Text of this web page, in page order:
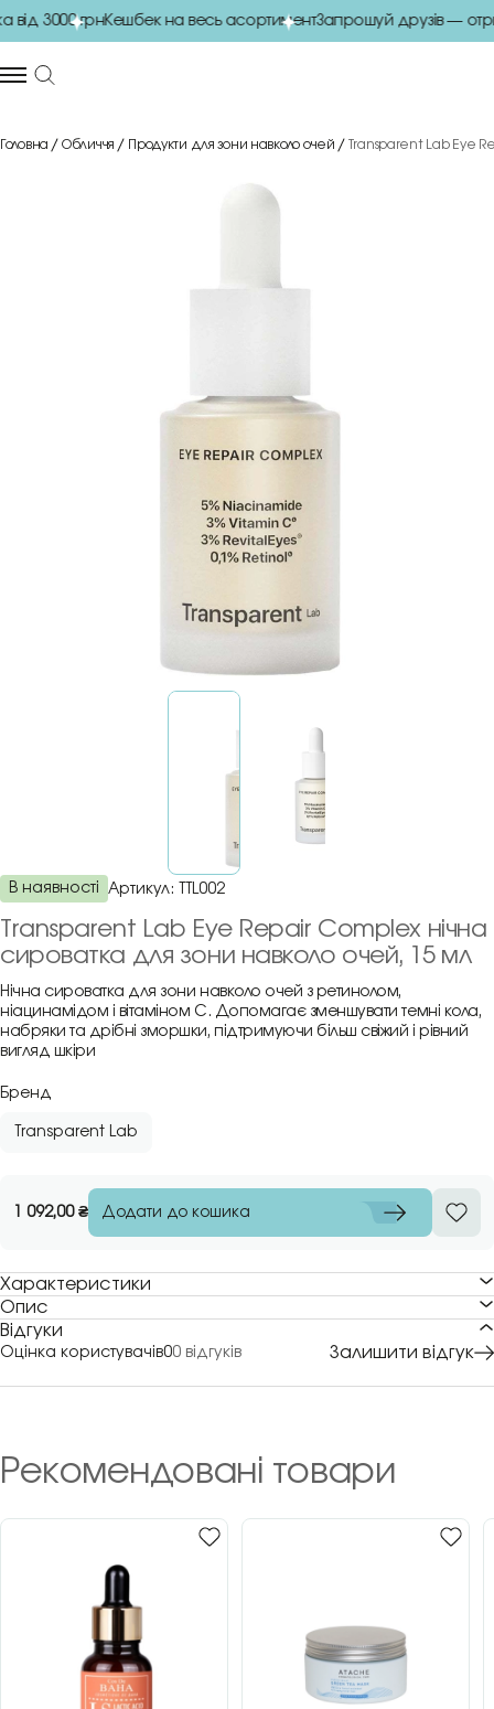
3000 грнКешбек на весь асортиментЗапрошуй друзів —
Головна Обличчя Продукти для зони навколо очей Transparent Lab Eye
В наявності Артикул: TTL002
Transparent Lab Eye Repair Complex нічна
сироватка для зони навколо очей, 15 мл
Нічна сироватка для зони навколо очей з ретинолом,
ніацинамідом і вітаміном C. Допомагає зменшувати темні кола,
набряки та дрібні зморшки, підтримуючи більш свіжий і рівний
вигляд шкіри
Бренд
Transparent Lab
1 092,00₴ Додати до кошика
Характеристики
Опис
Відгуки
Оцінка користувачів00 відгуків Залишити відгук
Рекомендовані товари